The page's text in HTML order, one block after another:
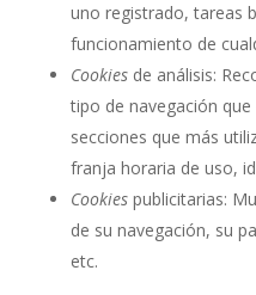
uno registrado, tareas
funcionamiento de
Cookiesde análisis:
tipo de navegación
secciones que más
franja horaria de uso,
Cookiespublicitarias:
de su navegación, su
etc.